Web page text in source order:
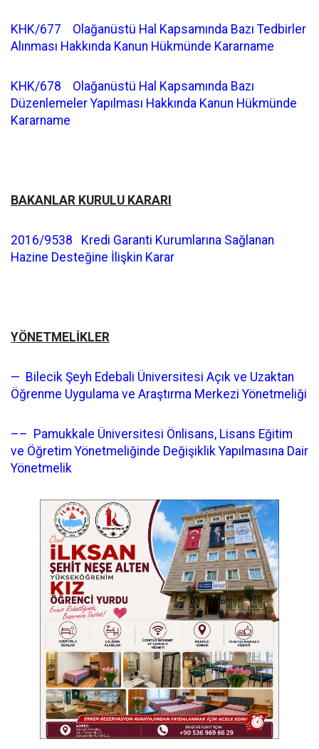
KHK/677 Olağanüstü Hal Kapsamında Bazı Tedbirler
Alınması Hakkında Kanun Hükmünde Kararname
KHK/678 Olağanüstü Hal Kapsamında Bazı
Düzenlemeler Yapılması Hakkında Kanun Hükmünde
Kararname
BAKANLAR KURULU KARARI
2016/9538 Kredi Garanti Kurumlarına Sağlanan
Hazine Desteğine İlişkin Karar
YÖNETMELİKLER
— Bilecik Şeyh Edebali Üniversitesi Açık ve Uzaktan
Öğrenme Uygulama ve Araştırma Merkezi Yönetmeliği
–– Pamukkale Üniversitesi Önlisans, Lisans Eğitim
ve Öğretim Yönetmeliğinde Değişiklik Yapılmasına Dair
Yönetmelik